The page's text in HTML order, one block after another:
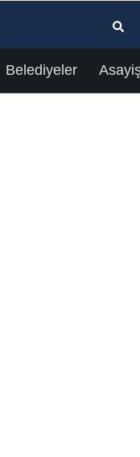
Belediyeler